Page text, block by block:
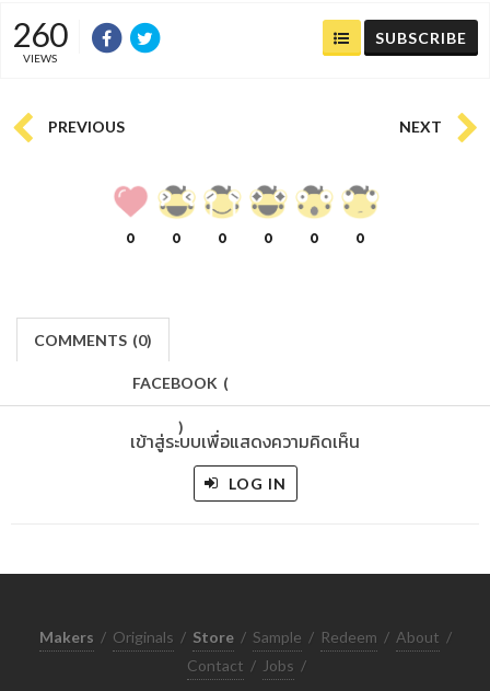
260
VIEWS
SUBSCRIBE
PREVIOUS NEXT
0 0 0 0 0 0
COMMENTS (0)
FACEBOOK (
)
เข้าสู่ระบบเพื่อแสดงความคิดเห็น
LOG IN
Makers / Originals / Store / Sample / Redeem / About /
Contact / Jobs /